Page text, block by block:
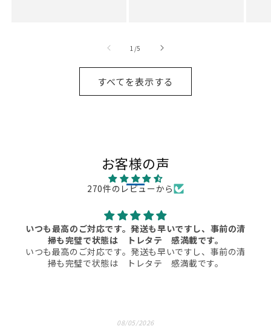
1 /の
5
すべてを表示する
お客様の声
270件のレビューから
新品で買うと受注生産で何か月か待つ商品でしたが、手
早く手に入りとてもよかったです。
新品で買うと受注生産で何か月か待つ商品でしたが、手
早く手に入りとてもよかったです。
08/01/2026